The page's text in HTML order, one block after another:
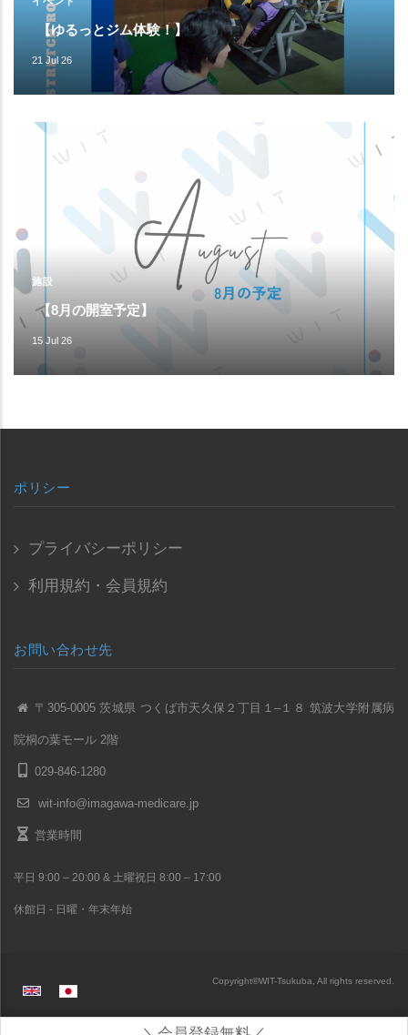
【ゆるっとジム体験！】
21 Jul 26
施設
【8月の開室予定】
15 Jul 26
ポリシー
プライバシーポリシー
利用規約・会員規約
お問い合わせ先
〒305-0005 茨城県 つくば市天久保２丁目１–１８ 筑波大学附属病
院桐の葉モール 2階
029-846-1280
wit-info@imagawa-medicare.jp
営業時間
平日 9:00 – 20:00 & 土曜祝日 8:00 – 17:00
休館日 - 日曜・年末年始
Copyright©WIT-Tsukuba, All rights reserved.